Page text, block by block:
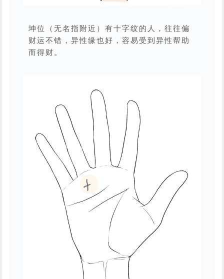
坤位（无名指附近）有十字纹的人，往往偏
财运不错，异性缘也好，容易受到异性帮助
而得财。